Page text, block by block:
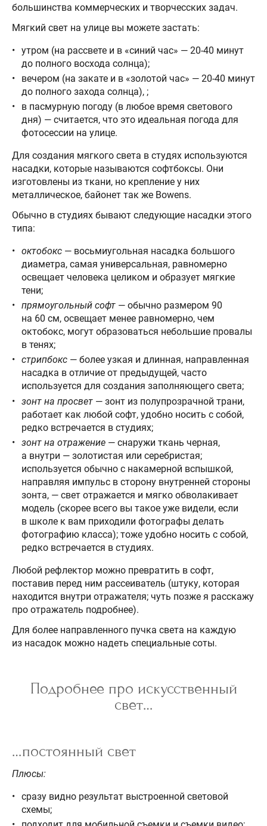
большинства коммерческих и творчесских задач.
Мягкий свет на улице вы можете застать:
утром (на рассвете и в «синий час» — 20-40 минут
до полного восхода солнца);
вечером (на закате и в «золотой час» — 20-40 минут
до полного захода солнца), ;
в пасмурную погоду (в любое время светового
дня) — считается, что это идеальная погода для
фотосессии на улице.
Для создания мягкого света в студях используются
насадки, которые называются софтбоксы. Они
изготовлены из ткани, но крепление у них
металлическое, байонет так же Bowens.
Обычно в студиях бывают следующие насадки этого
типа:
октобокс — восьмиугольная насадка большого
диаметра, самая универсальная, равномерно
освещает человека целиком и образует мягкие
тени;
прямоугольный софт — обычно размером 90
на 60 см, освещает менее равномерно, чем
октобокс, могут образоваться небольшие провалы
в тенях;
стрипбокс — более узкая и длинная, направленная
насадка в отличие от предыдущей, часто
используется для создания заполняющего света;
зонт на просвет — зонт из полупрозрачной трани,
работает как любой софт, удобно носить с собой,
редко встречается в студиях;
зонт на отражение — снаружи ткань черная,
а внутри — золотистая или серебристая;
используется обычно с накамерной вспышкой,
направляя импульс в сторону внутренней стороны
зонта, — свет отражается и мягко обволакивает
модель (скорее всего вы такое уже видели, если
в школе к вам приходили фотографы делать
фотографию класса); тоже удобно носить с собой,
редко встречается в студиях.
Любой рефлектор можно превратить в софт,
поставив перед ним рассеиватель (штуку, которая
находится внутри отражателя; чуть позже я расскажу
про отражатель подробнее).
Для более направленного пучка света на каждую
из насадок можно надеть специальные соты.
Подробнее про искусственный
свет…
…постоянный свет
Плюсы:
сразу видно результат выстроенной световой
схемы;